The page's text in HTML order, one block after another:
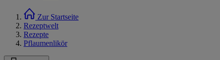
Zur Startseite
Rezeptwelt
Rezepte
Pflaumenlikör